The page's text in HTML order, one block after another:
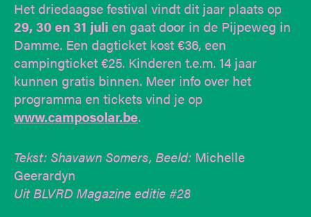
Het driedaagse festival vindt dit jaar plaats op
29, 30 en 31 juli en gaat door in de Pijpeweg in
Damme. Een dagticket kost €36, een
campingticket €25. Kinderen t.e.m. 14 jaar
kunnen gratis binnen. Meer info over het
programma en tickets vind je op
www.camposolar.be.
Tekst: Shavawn Somers, Beeld: Michelle
Geerardyn
Uit BLVRD Magazine editie #28